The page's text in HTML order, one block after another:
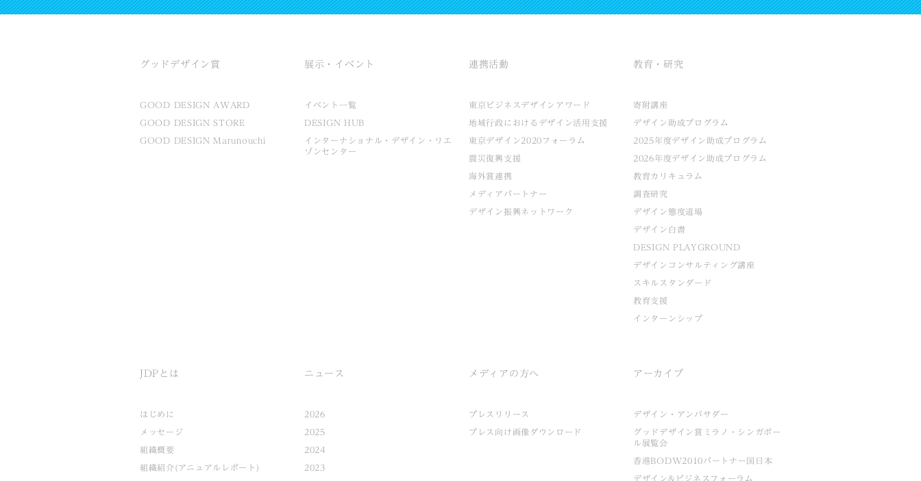
グッドデザイン賞
GOOD DESIGN AWARD
GOOD DESIGN STORE
GOOD DESIGN Marunouchi
展示・イベント
イベント一覧
DESIGN HUB
インターナショナル・デザイン・リエ
ゾンセンター
連携活動
東京ビジネスデザインアワード
地域行政におけるデザイン活用支援
東京デザイン2020フォーラム
震災復興支援
海外賞連携
メディアパートナー
デザイン振興ネットワーク
教育・研究
寄附講座
デザイン助成プログラム
2025年度デザイン助成プログラム
2026年度デザイン助成プログラム
教育カリキュラム
調査研究
デザイン態度道場
デザイン白書
DESIGN PLAYGROUND
デザインコンサルティング講座
スキルスタンダード
教育支援
インターンシップ
JDPとは
はじめに
メッセージ
組織概要
組織紹介(アニュアルレポート)
ニュース
2026
2025
2024
2023
メディアの方へ
プレスリリース
プレス向け画像ダウンロード
アーカイブ
デザイン・アンバサダー
グッドデザイン賞ミラノ・シンガポー
ル展覧会
香港BODW2010パートナー国日本
デザイン&ビジネスフォーラム